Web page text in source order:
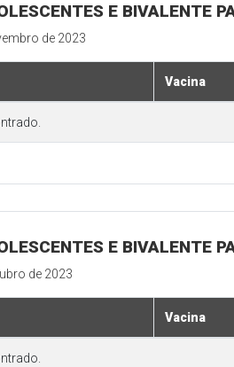
E BIVALENTE
de 2023
Vacina
E BIVALENTE
de 2023
Vacina